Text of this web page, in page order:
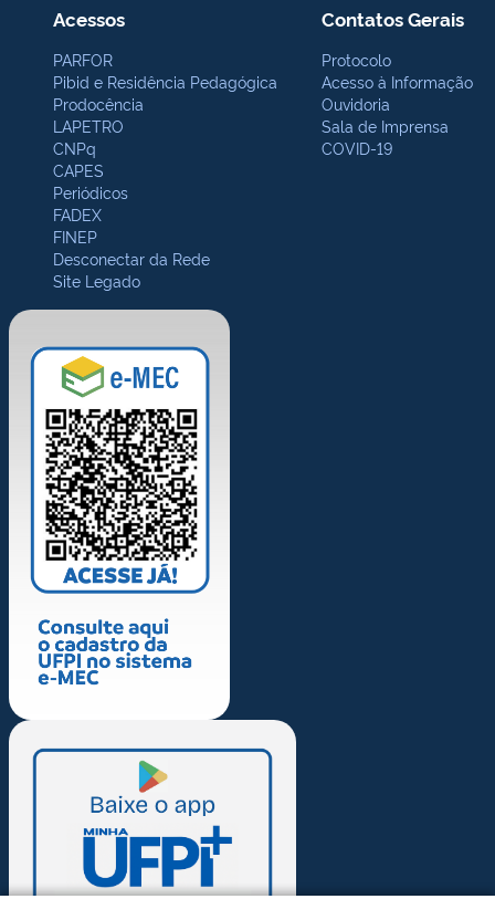
Acessos
PARFOR
Pibid e Residência Pedagógica
Prodocência
LAPETRO
CNPq
CAPES
Periódicos
FADEX
FINEP
Desconectar da Rede
Site Legado
Contatos Gerais
Protocolo
Acesso à Informação
Ouvidoria
Sala de Imprensa
COVID-19